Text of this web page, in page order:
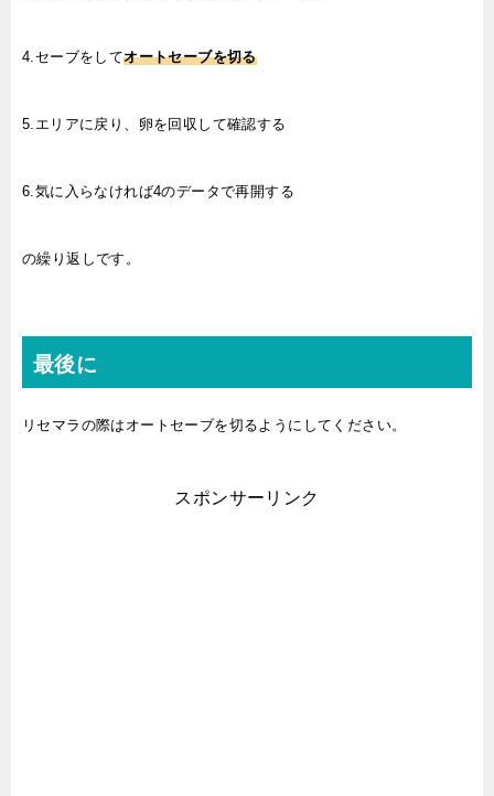
4.セーブをしてオートセーブを切る
5.エリアに戻り、卵を回収して確認する
6.気に入らなければ4のデータで再開する
の繰り返しです。
最後に
リセマラの際はオートセーブを切るようにしてください。
スポンサーリンク